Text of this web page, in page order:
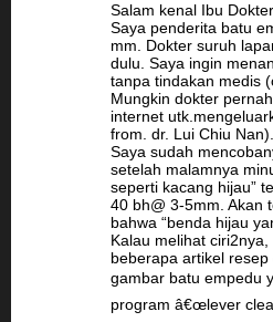
Salam kenal Ibu Dokter,
Saya penderita batu
mm. Dokter suruh
dulu. Saya ingin
tanpa tindakan medis
Mungkin dokter
internet
from. dr. Lui Chiu Nan).
Saya sudah
setelah malamnya
seperti kacang hijau”
40 bh@ 3-5mm. Akan
bahwa “benda hijau
Kalau melihat
beberapa artikel
gambar batu empedu
program â€œlever